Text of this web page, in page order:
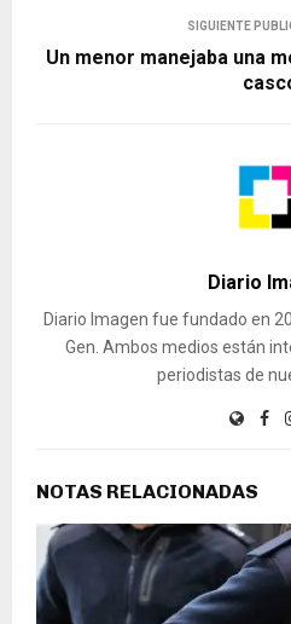
SIGUIENTE
Un menor manejaba una
Diario
Diario Imagen fue fundado en
Gen. Ambos medios están
periodistas de
NOTAS RELACIONADAS